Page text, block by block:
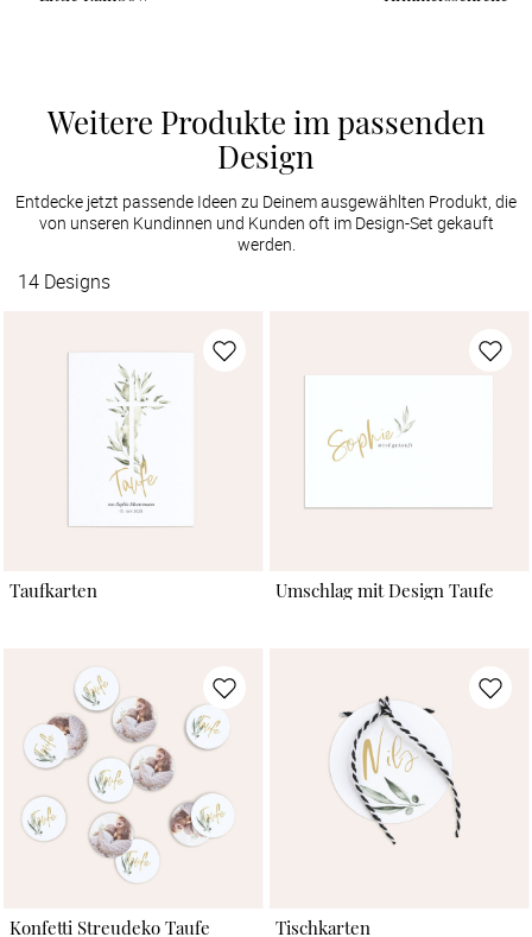
Weitere Produkte im passenden
Design
Entdecke jetzt passende Ideen zu Deinem ausgewählten Produkt, die
von unseren Kundinnen und Kunden oft im Design-Set gekauft
werden.
14 Designs
Taufkarten Umschlag mit Design Taufe
Konfetti Streudeko Taufe Tischkarten